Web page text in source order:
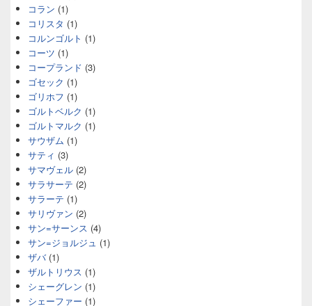
コラン (1)
コリスタ (1)
コルンゴルト (1)
コーツ (1)
コープランド (3)
ゴセック (1)
ゴリホフ (1)
ゴルトベルク (1)
ゴルトマルク (1)
サウザム (1)
サティ (3)
サマヴェル (2)
サラサーテ (2)
サラーテ (1)
サリヴァン (2)
サン=サーンス (4)
サン=ジョルジュ (1)
ザバ(1)
ザルトリウス (1)
シェーグレン (1)
シェーファー (1)